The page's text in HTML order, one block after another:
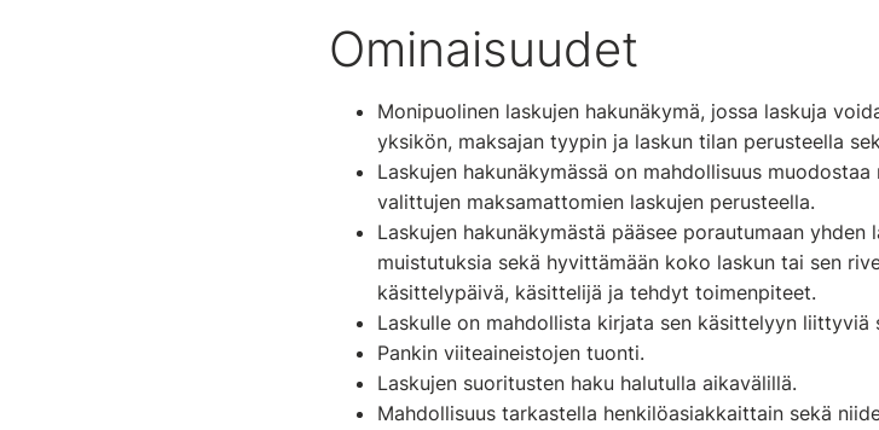
Ominaisuudet
Monipuolinen laskujen hakunäkymä, jossa laskuja
yksikön, maksajan tyypin ja laskun tilan perusteella
Laskujen hakunäkymässä on mahdollisuus
valittujen maksamattomien laskujen perusteella.
Laskujen hakunäkymästä pääsee porautumaan
muistutuksia sekä hyvittämään koko laskun tai sen
käsittelypäivä, käsittelijä ja tehdyt toimenpiteet.
Laskulle on mahdollista kirjata sen käsittelyyn
Pankin viiteaineistojen tuonti.
Laskujen suoritusten haku halutulla aikavälillä.
Mahdollisuus tarkastella henkilöasiakkaittain sekä